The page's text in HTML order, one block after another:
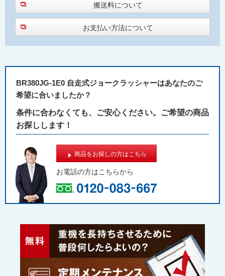
搬送料について
お支払い方法について
BR380JG-1E0 自走式ジョークラッシャーはあなたのご
希望に合いましたか？
条件に合わなくても、ご安心ください。ご希望の商品
お探しします！
商品をお探しの方はこちら
お電話の方はこちらから